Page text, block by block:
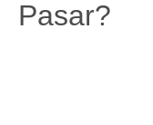
Pasar?